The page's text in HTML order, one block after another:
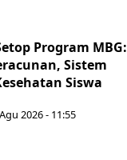
Program MBG:
Sistem
Siswa
2026 - 11:55